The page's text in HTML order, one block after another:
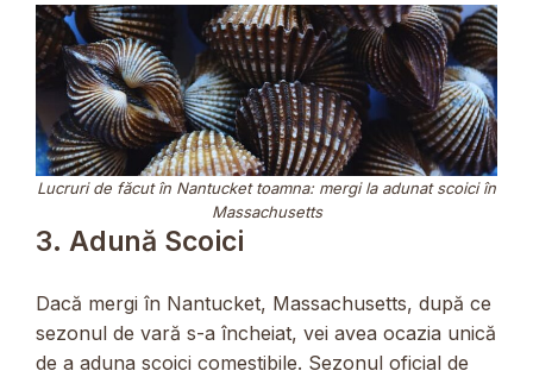
Lucruri de făcut în Nantucket toamna: mergi la adunat scoici în
Massachusetts
3. Adună Scoici
Dacă mergi în Nantucket, Massachusetts, după ce
sezonul de vară s-a încheiat, vei avea ocazia unică
de a aduna scoici comestibile. Sezonul oficial de